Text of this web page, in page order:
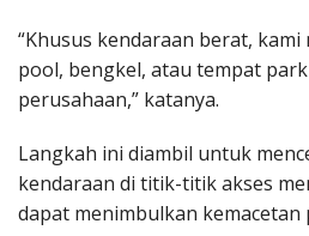
“Khusus kendaraan berat,
pool, bengkel, atau tempat
perusahaan,” katanya.
Langkah ini diambil untuk
kendaraan di titik-titik akses
dapat menimbulkan kemacetan